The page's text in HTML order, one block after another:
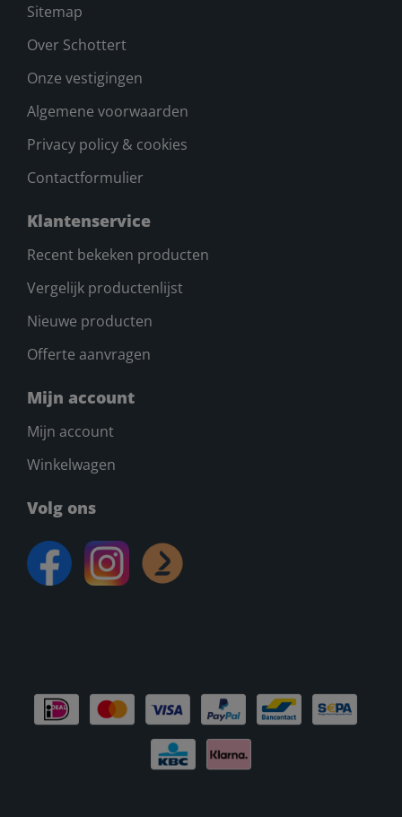
Sitemap
Over Schottert
Onze vestigingen
Algemene voorwaarden
Privacy policy & cookies
Contactformulier
Klantenservice
Recent bekeken producten
Vergelijk productenlijst
Nieuwe producten
Offerte aanvragen
Mijn account
Mijn account
Winkelwagen
Volg ons